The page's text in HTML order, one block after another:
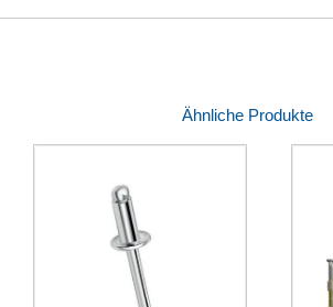
Ähnliche Produkte